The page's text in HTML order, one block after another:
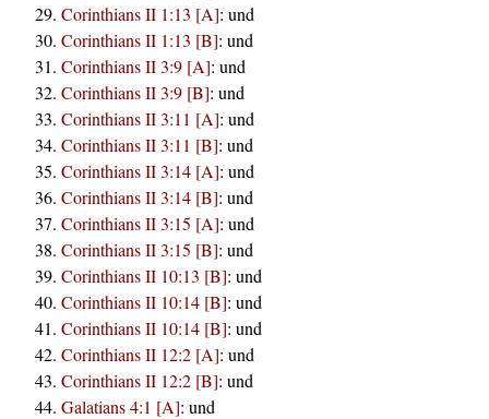
Corinthians II 1:13 [A]: und
Corinthians II 1:13 [B]: und
Corinthians II 3:9 [A]: und
Corinthians II 3:9 [B]: und
Corinthians II 3:11 [A]: und
Corinthians II 3:11 [B]: und
Corinthians II 3:14 [A]: und
Corinthians II 3:14 [B]: und
Corinthians II 3:15 [A]: und
Corinthians II 3:15 [B]: und
Corinthians II 10:13 [B]: und
Corinthians II 10:14 [B]: und
Corinthians II 10:14 [B]: und
Corinthians II 12:2 [A]: und
Corinthians II 12:2 [B]: und
Galatians 4:1 [A]: und